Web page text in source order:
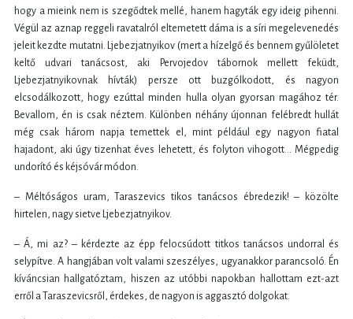
hogy a mieink nem is szegődtek mellé, hanem hagyták egy ideig pihenni.
Végül az aznap reggeli ravatalról eltemetett dáma is a síri megelevenedés
jeleit kezdte mutatni. Ljebezjatnyikov (mert a hízelgő és bennem gyűlöletet
keltő udvari tanácsost, aki Pervojedov tábornok mellett feküdt,
Ljebezjatnyikovnak hívták) persze ott buzgólkodott, és nagyon
elcsodálkozott, hogy ezúttal minden hulla olyan gyorsan magához tér.
Bevallom, én is csak néztem. Különben néhány újonnan felébredt hullát
még csak három napja temettek el, mint például egy nagyon fiatal
hajadont, aki úgy tizenhat éves lehetett, és folyton vihogott… Mégpedig
undorító és kéjsóvár módon.
– Méltóságos uram, Taraszevics tikos tanácsos ébredezik! – közölte
hirtelen, nagy sietve Ljebezjatnyikov.
– Á, mi az? – kérdezte az épp felocsúdott titkos tanácsos undorral és
selypítve. A hangjában volt valami szeszélyes, ugyanakkor parancsoló. Én
kíváncsian hallgatóztam, hiszen az utóbbi napokban hallottam ezt-azt
erről a Taraszevicsről, érdekes, de nagyon is aggasztó dolgokat.